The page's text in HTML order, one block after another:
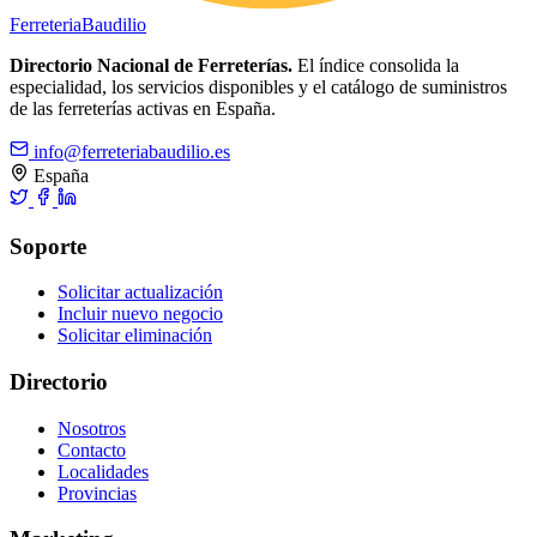
FerreteriaBaudilio
Directorio Nacional de Ferreterías. El índice consolida la
especialidad, los servicios disponibles y el catálogo de suministros
de las ferreterías activas en España.
info@ferreteriabaudilio.es
España
Soporte
Solicitar actualización
Incluir nuevo negocio
Solicitar eliminación
Directorio
Nosotros
Contacto
Localidades
Provincias